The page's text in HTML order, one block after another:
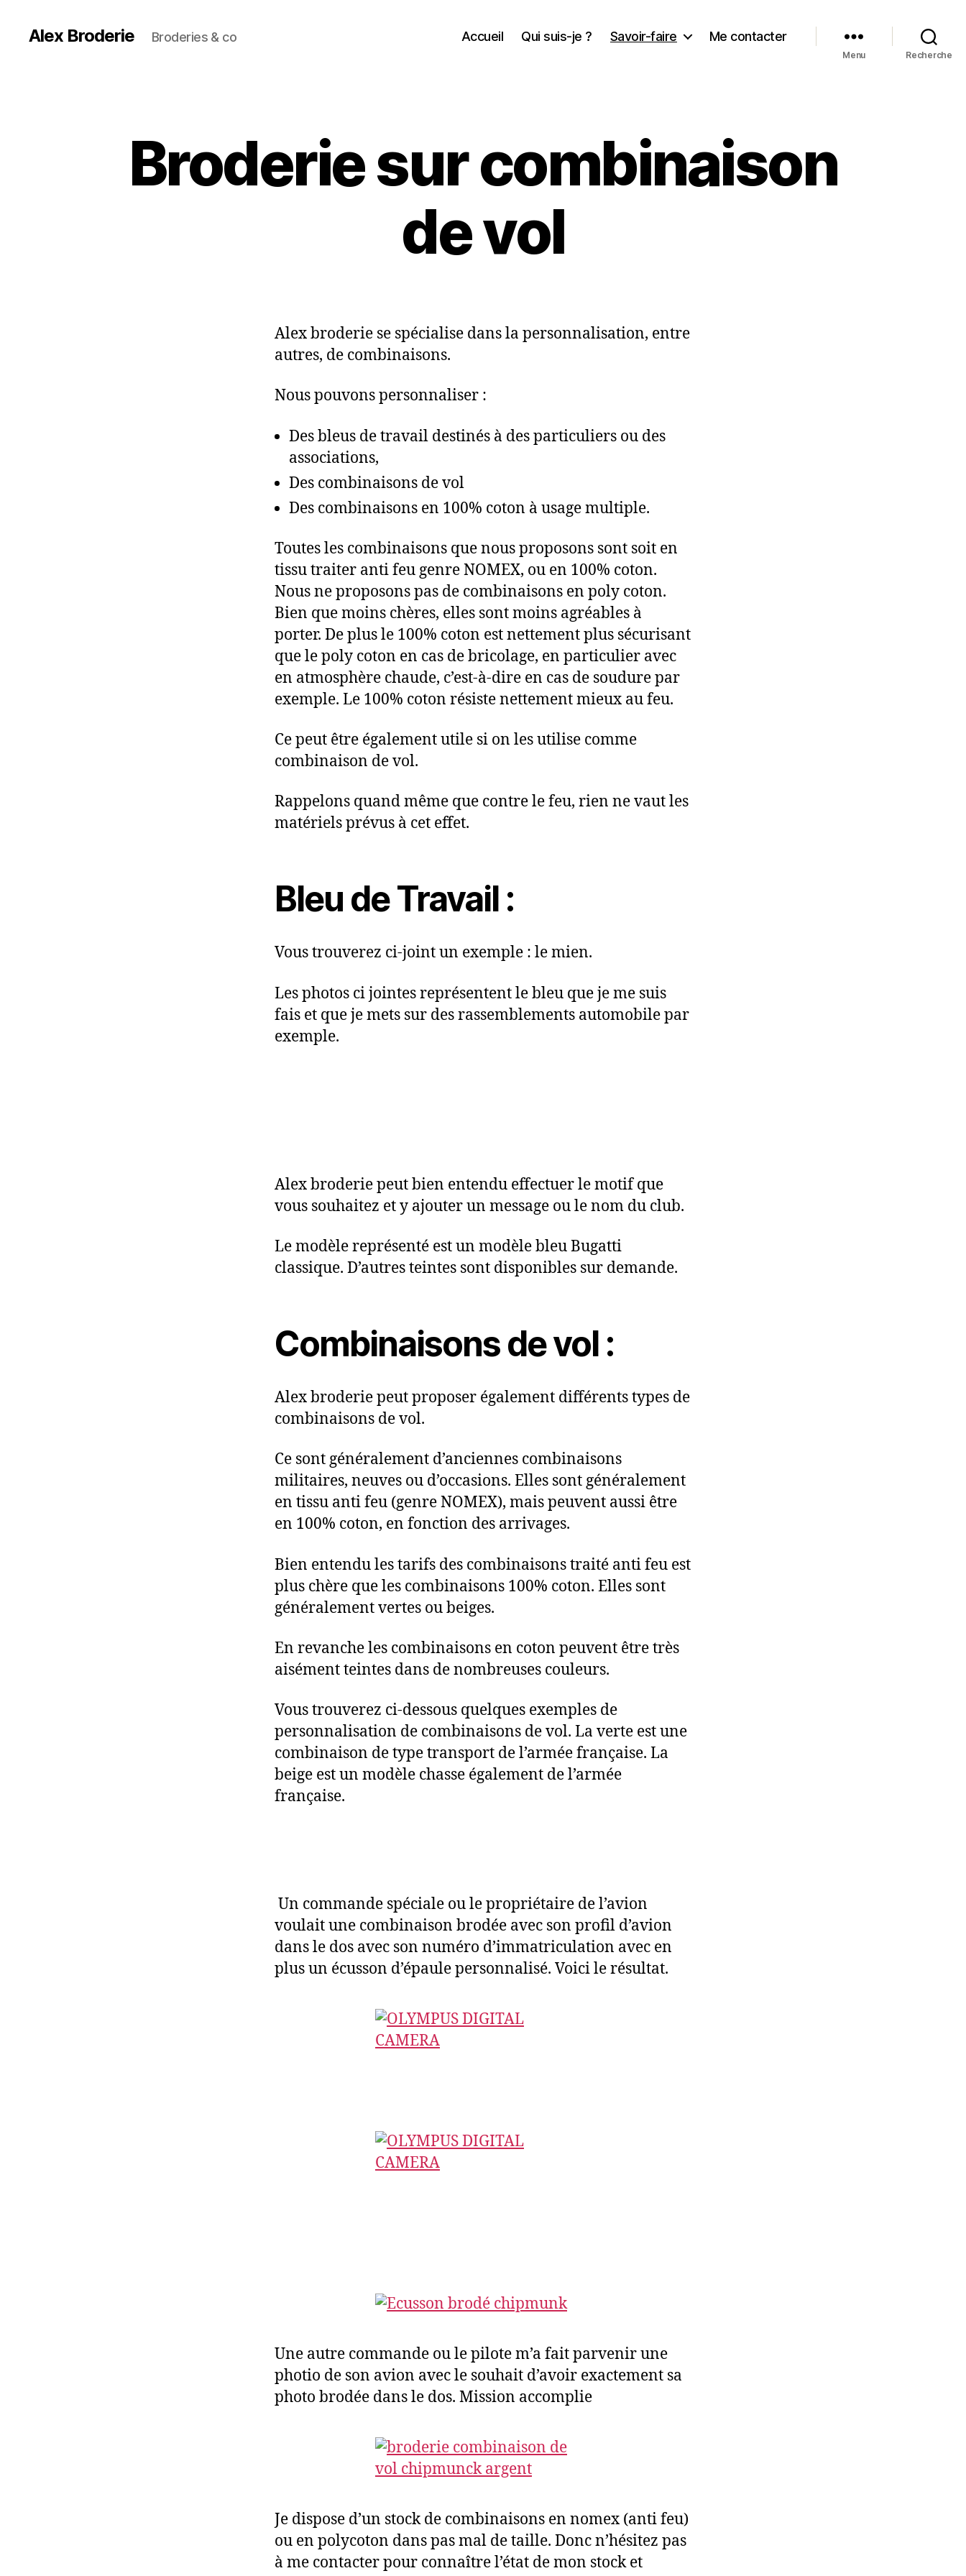
Alex Broderie Broderies & co Accueil Qui suis-je ? Savoir-faire Me contacter
Menu Recherche
Broderie sur combinaison
de vol
Alex broderie se spécialise dans la personnalisation, entre
autres, de combinaisons.
Nous pouvons personnaliser :
Des bleus de travail destinés à des particuliers ou des
associations,
Des combinaisons de vol
Des combinaisons en 100% coton à usage multiple.
Toutes les combinaisons que nous proposons sont soit en
tissu traiter anti feu genre NOMEX, ou en 100% coton.
Nous ne proposons pas de combinaisons en poly coton.
Bien que moins chères, elles sont moins agréables à
porter. De plus le 100% coton est nettement plus sécurisant
que le poly coton en cas de bricolage, en particulier avec
en atmosphère chaude, c’est-à-dire en cas de soudure par
exemple. Le 100% coton résiste nettement mieux au feu.
Ce peut être également utile si on les utilise comme
combinaison de vol.
Rappelons quand même que contre le feu, rien ne vaut les
matériels prévus à cet effet.
Bleu de Travail :
Vous trouverez ci-joint un exemple : le mien.
Les photos ci jointes représentent le bleu que je me suis
fais et que je mets sur des rassemblements automobile par
exemple.
Alex broderie peut bien entendu effectuer le motif que
vous souhaitez et y ajouter un message ou le nom du club.
Le modèle représenté est un modèle bleu Bugatti
classique. D’autres teintes sont disponibles sur demande.
Combinaisons de vol :
Alex broderie peut proposer également différents types de
combinaisons de vol.
Ce sont généralement d’anciennes combinaisons
militaires, neuves ou d’occasions. Elles sont généralement
en tissu anti feu (genre NOMEX), mais peuvent aussi être
en 100% coton, en fonction des arrivages.
Bien entendu les tarifs des combinaisons traité anti feu est
plus chère que les combinaisons 100% coton. Elles sont
généralement vertes ou beiges.
En revanche les combinaisons en coton peuvent être très
aisément teintes dans de nombreuses couleurs.
Vous trouverez ci-dessous quelques exemples de
personnalisation de combinaisons de vol. La verte est une
combinaison de type transport de l’armée française. La
beige est un modèle chasse également de l’armée
française.
Un commande spéciale ou le propriétaire de l’avion
voulait une combinaison brodée avec son profil d’avion
dans le dos avec son numéro d’immatriculation avec en
plus un écusson d’épaule personnalisé. Voici le résultat.
Une autre commande ou le pilote m’a fait parvenir une
photio de son avion avec le souhait d’avoir exactement sa
photo brodée dans le dos. Mission accomplie
Je dispose d’un stock de combinaisons en nomex (anti feu)
ou en polycoton dans pas mal de taille. Donc n’hésitez pas
à me contacter pour connaître l’état de mon stock et